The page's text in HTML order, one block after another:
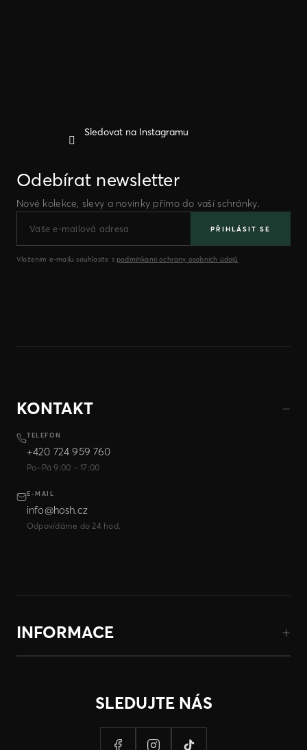
Sledovat na Instagramu
Odebírat newsletter
Nové kolekce, slevy a novinky přímo do vaší schránky.
PŘIHLÁSIT SE
Vložením e-mailu souhlasíte s podmínkami ochrany osobních údajů
KONTAKT
TELEFON
+420 724 959 760
Po–Pá 9:00 – 17:00
E-MAIL
info@hosh.cz
Odpovídáme do 24 hod.
INFORMACE
SLEDUJTE NÁS